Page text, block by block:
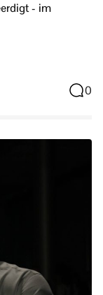
- im
0